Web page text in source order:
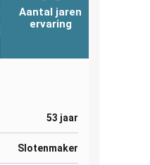
Aantal jaren
ervaring
53 jaar
Slotenmaker